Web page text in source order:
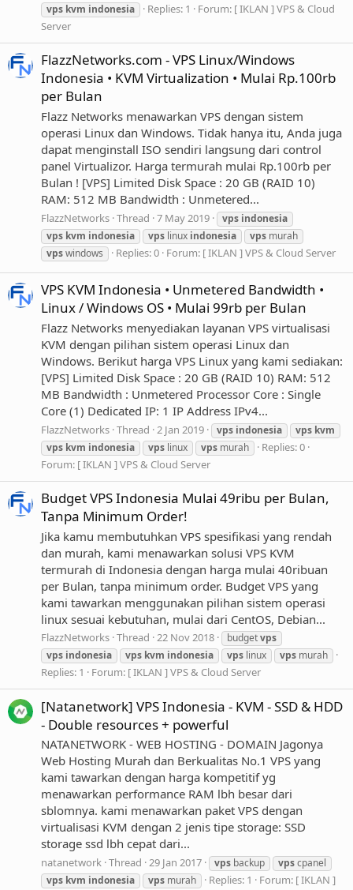
vps kvm indonesia Replies: 1 Forum: [ IKLAN ] VPS & Cloud
Server
FlazzNetworks.com - VPS Linux/Windows
Indonesia • KVM Virtualization • Mulai Rp.100rb
per Bulan
Flazz Networks menawarkan VPS dengan sistem
operasi Linux dan Windows. Tidak hanya itu, Anda juga
dapat menginstall ISO sendiri langsung dari control
panel Virtualizor. Harga termurah mulai Rp.100rb per
Bulan ! [VPS] Limited Disk Space : 20 GB (RAID 10)
RAM: 512 MB Bandwidth : Unmetered...
FlazzNetworks Thread 7 May 2019 vps indonesia
vps kvm indonesia vps linux indonesia vps murah
vpswindows Replies: 0 Forum: [ IKLAN ] VPS & Cloud Server
VPS KVM Indonesia • Unmetered Bandwidth •
Linux / Windows OS • Mulai 99rb per Bulan
Flazz Networks menyediakan layanan VPS virtualisasi
KVM dengan pilihan sistem operasi Linux dan
Windows. Berikut harga VPS Linux yang kami sediakan:
[VPS] Limited Disk Space : 20 GB (RAID 10) RAM: 512
MB Bandwidth : Unmetered Processor Core : Single
Core (1) Dedicated IP: 1 IP Address IPv4...
FlazzNetworks Thread 2 Jan 2019 vps indonesia vps kvm
vps kvm indonesia vps linux vps murah
Replies: 0
Forum: [ IKLAN ] VPS & Cloud Server
Budget VPS Indonesia Mulai 49ribu per Bulan,
Tanpa Minimum Order!
Jika kamu membutuhkan VPS spesifikasi yang rendah
dan murah, kami menawarkan solusi VPS KVM
termurah di Indonesia dengan harga mulai 40ribuan
per Bulan, tanpa minimum order. Budget VPS yang
kami tawarkan menggunakan pilihan sistem operasi
linux sesuai kebutuhan, mulai dari CentOS, Debian...
FlazzNetworks Thread 22 Nov 2018 budgetvps
vps indonesia vps kvm indonesia vps linux vps murah
Replies: 1 Forum: [ IKLAN ] VPS & Cloud Server
[Natanetwork] VPS Indonesia - KVM - SSD & HDD
- Double resources + powerful
NATANETWORK - WEB HOSTING - DOMAIN Jagonya
Web Hosting Murah dan Berkualitas No.1 VPS yang
kami tawarkan dengan harga kompetitif yg
menawarkan performance RAM lbh besar dari
sblomnya. kami menawarkan paket VPS dengan
virtualisasi KVM dengan 2 jenis tipe storage: SSD
storage ssd lbh cepat dari...
natanetwork Thread 29 Jan 2017 vps backup vpscpanel
vps kvm indonesia vps murah Replies: 1 Forum: [ IKLAN ]